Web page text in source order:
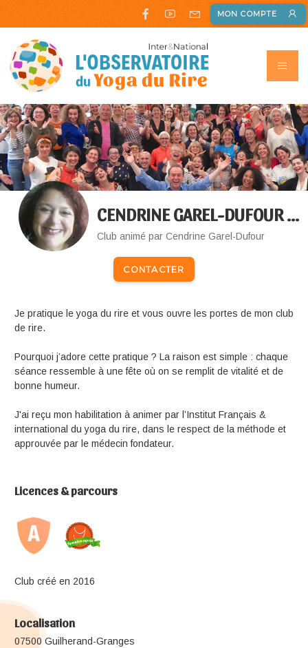
MON COMPTE
CENDRINE GAREL-DUFOUR MJC07500 + AUTO-ENTREPRENEUR
Club animé par Cendrine Garel-Dufour
CONTACTER
Je pratique le yoga du rire et vous ouvre les portes de mon club
de rire.
Pourquoi j’adore cette pratique ? La raison est simple : chaque
séance ressemble à une fête où on se remplit de vitalité et de
bonne humeur.
J'ai reçu mon habilitation à animer par l’Institut Français &
international du yoga du rire, dans le respect de la méthode et
approuvée par le médecin fondateur.
Licences & parcours
Club créé en 2016
Localisation
07500 Guilherand-Granges